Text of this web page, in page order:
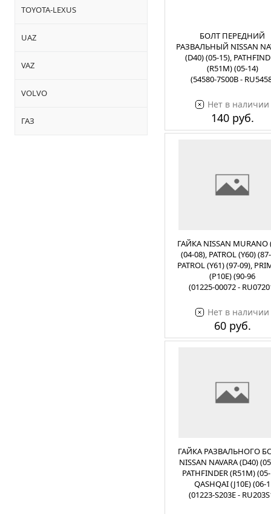
TOYOTA-LEXUS
UAZ
VAZ
VOLVO
ГАЗ
БОЛТ ПЕРЕДНИЙ
РАЗВАЛЬНЫЙ NISSAN
(D40) (05-15),
(R51M) (05-14)
(54580-7S00B -
Нет в наличии
140 руб.
ГАЙКА NISSAN MURANO
(04-08), PATROL (Y60)
PATROL (Y61) (97-09),
(P10E) (90-96
(01225-00072 -
Нет в наличии
60 руб.
ГАЙКА РАЗВАЛЬНОГО
NISSAN NAVARA (D40)
PATHFINDER (R51M)
QASHQAI (J10E) (06-1
(01223-S203E -